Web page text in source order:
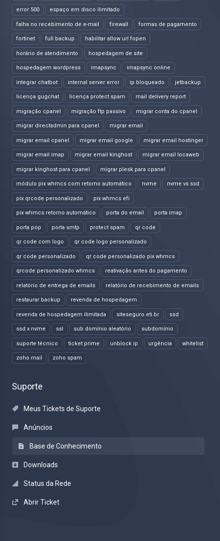
error 500 espaço em disco ilimitado
falha no recebimento de e-mail firewall formas de pagamento
fortinet full backup habilitar allow url fopen
horário de atendimento hospedagem de site
hospedagem wordpress imapsync imapsync online
integrar chatbot internal server error ip bloqueado jetbackup
licença gugchat licença protect spam mail delivery report
migração cpanel migração ftp passivo migrar conta do cpanel
migrar directadmin para cpanel migrar email
migrar email cpanel migrar email google migrar email hostinger
migrar email imap migrar email kinghost migrar email locaweb
migrar kinghost para cpanel migrar plesk para cpanel
módulo pix whmcs com retorno automático nvme nvme vs ssd
pix qrcode personalizado pix whmcs efi
pix whmcs retorno automático porta do email porta imap
porta pop porta smtp protect spam qr code
qr code com logo qr code logo personalizado
qr code personalizado qr code personalizado pix whmcs
qrcode personalizado whmcs reativação antes do pagamento
relatório de entrega de emails relatório de recebimento de emails
restaurar backup revenda de hospedagem
revenda de hospedagem ilimitada siteseguro.eti.br ssd
ssd x nvme ssl sub domínio aleatório subdomínio
suporte técnico ticket prime unblock ip urgência whitelist
zoho mail zoho spam
Suporte
Meus Tickets de Suporte
Anúncios
Base de Conhecimento
Downloads
Status da Rede
Abrir Ticket